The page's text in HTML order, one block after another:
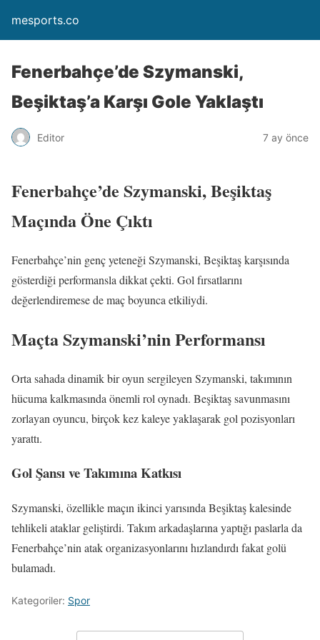
mesports.co
Fenerbahçe’de Szymanski,
Beşiktaş’a Karşı Gole Yaklaştı
Editor 7 ay önce
Fenerbahçe’de Szymanski, Beşiktaş
Maçında Öne Çıktı
Fenerbahçe’nin genç yeteneği Szymanski, Beşiktaş karşısında
gösterdiği performansla dikkat çekti. Gol fırsatlarını
değerlendiremese de maç boyunca etkiliydi.
Maçta Szymanski’nin Performansı
Orta sahada dinamik bir oyun sergileyen Szymanski, takımının
hücuma kalkmasında önemli rol oynadı. Beşiktaş savunmasını
zorlayan oyuncu, birçok kez kaleye yaklaşarak gol pozisyonları
yarattı.
Gol Şansı ve Takımına Katkısı
Szymanski, özellikle maçın ikinci yarısında Beşiktaş kalesinde
tehlikeli ataklar geliştirdi. Takım arkadaşlarına yaptığı paslarla da
Fenerbahçe’nin atak organizasyonlarını hızlandırdı fakat golü
bulamadı.
Kategoriler: Spor